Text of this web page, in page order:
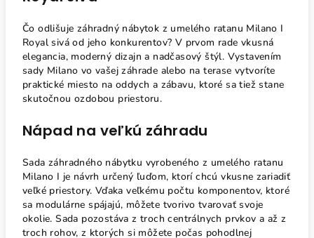
Čo odlišuje záhradný nábytok z umelého ratanu Milano I
Royal sivá od jeho konkurentov? V prvom rade vkusná
elegancia, moderný dizajn a nadčasový štýl. Vystavením
sady Milano vo vašej záhrade alebo na terase vytvoríte
praktické miesto na oddych a zábavu, ktoré sa tiež stane
skutočnou ozdobou priestoru.
Nápad na veľkú záhradu
Sada záhradného nábytku vyrobeného z umelého ratanu
Milano I je návrh určený ľuďom, ktorí chcú vkusne zariadiť
veľké priestory. Vďaka veľkému počtu komponentov, ktoré
sa modulárne spájajú, môžete tvorivo tvarovať svoje
okolie. Sada pozostáva z troch centrálnych prvkov a až z
troch rohov, z ktorých si môžete počas pohodlnej